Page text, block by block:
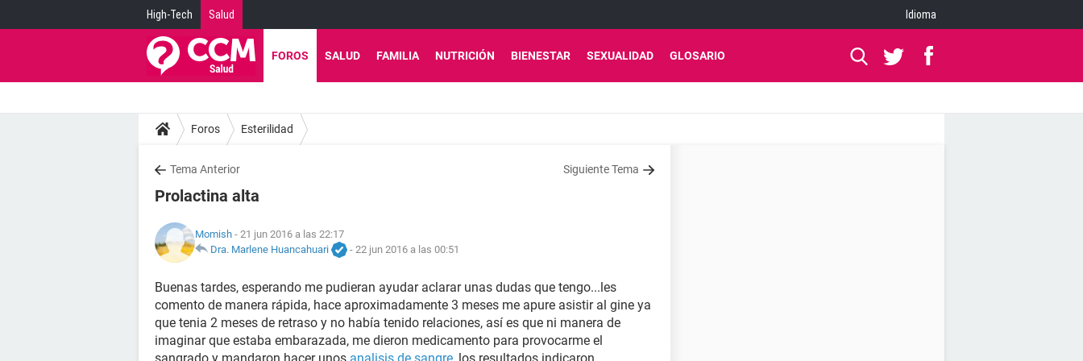
High-Tech Salud Idioma
FOROS SALUD FAMILIA NUTRICIÓN BIENESTAR SEXUALIDAD GLOSARIO
Foros Esterilidad
Tema Anterior Siguiente Tema
Prolactina alta
Momish - 21 jun 2016 a las 22:17
Dra. Marlene Huancahuari
- 22 jun 2016 a las 00:51
Buenas tardes, esperando me pudieran ayudar aclarar unas dudas que tengo...les
comento de manera rápida, hace aproximadamente 3 meses me apure asistir al gine ya
que tenia 2 meses de retraso y no había tenido relaciones, así es que ni manera de
imaginar que estaba embarazada, me dieron medicamento para provocarme el